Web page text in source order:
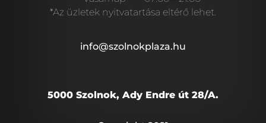
*Az üzletek nyitvatartása eltérő lehet.
info@szolnokplaza.hu
5000 Szolnok, Ady Endre út 28/A.